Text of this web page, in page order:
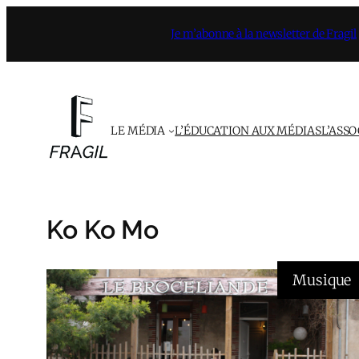
contenu
Je m’abonne à la newsletter de Fragil
LE MÉDIA L’ÉDUCATION AUX MÉDIAS
Ko Ko Mo
Musique